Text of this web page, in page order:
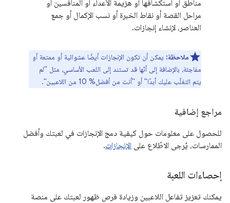
مناطق أو استكشافها أو هزيمة الأعداء أو المنافسين أو
مراحل القصة أو نقاط الخبرة أو نسب الإكمال أو جمع
العناصر، لإنشاء إنجازات.
ملاحظة: يمكن أن تكون الإنجازات أيضًا عشوائية أو ممتعة أو
مفاجئة، بالإضافة إلى أنّها قد تستند إلى اللعب الأساسي، مثل "لم
يتم التغلّب عليك أبدًا" أو "أنت من أفضل% 10 من اللاعبين".
مراجع إضافية
للحصول على معلومات حول كيفية دمج الإنجازات في لعبتك وأفضل
الممارسات، يُرجى الاطّلاع على الإنجازات.
إحصاءات اللعبة
يمكنك تعزيز تفاعل اللاعبين وزيادة فرص ظهور لعبتك على منصة